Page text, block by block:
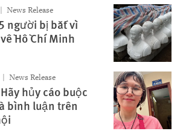
News Release
người bị bắt vì
Hồ Chí Minh
News Release
hủy cáo buộc
bình luận trên